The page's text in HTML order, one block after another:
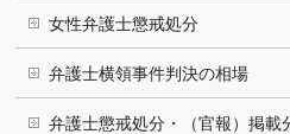
女性弁護士懲戒処分
弁護士横領事件判決の相場
弁護士懲戒処分・（官報）掲載